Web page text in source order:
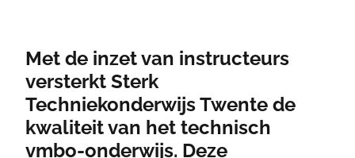
Met de inzet van instructeurs
versterkt Sterk
Techniekonderwijs Twente de
kwaliteit van het technisch
vmbo-onderwijs. Deze